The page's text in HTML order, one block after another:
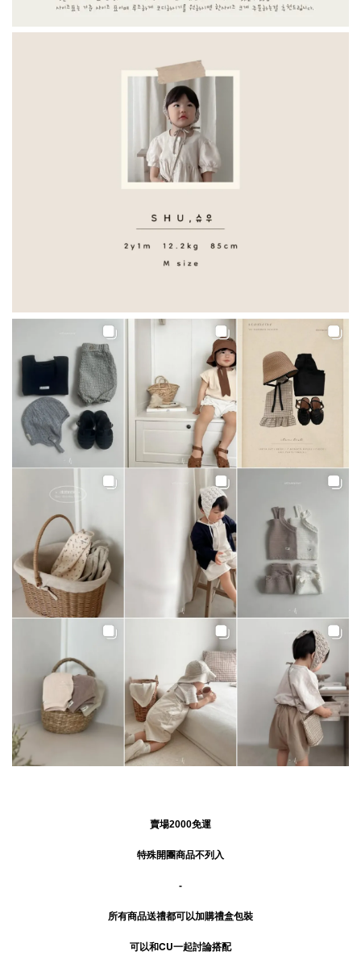
賣場2000免運
特殊開團商品不列入
-
所有商品送禮都可以加購禮盒包裝
可以和CU一起討論搭配